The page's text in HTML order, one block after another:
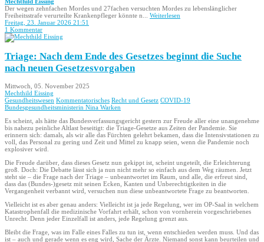
Mechthild Eissing
Der wegen zehnfachen Mordes und 27fachen versuchten Mordes zu lebenslänglicher
Freiheitsstrafe verurteilte Krankenpfleger könnte n... Weiterlesen
Freitag, 23. Januar 2026 21:51
1 Kommentar
Triage: Nach dem Ende des Gesetzes beginnt die Suche
nach neuen Gesetzesvorgaben
Mittwoch, 05. November 2025
Mechthild Eissing
Gesundheitswesen Kommentatorisches Recht und Gesetz COVID-19
Bundesgesundheitsministerin Nina Warken
Es scheint, als hätte das Bundesverfassungsgericht gestern zur Freude aller eine unangenehme
bis nahezu peinliche Altlast beseitigt: die Triage-Gesetze aus Zeiten der Pandemie. Sie
erinnern sich: damals, als wir alle das Fürchten gelehrt bekamen, dass die Intensivstationen zu
voll, das Personal zu gering und Zeit und Mittel zu knapp seien, wenn die Pandemie noch
explosiver wird.
Die Freude darüber, dass dieses Gesetz nun gekippt ist, scheint ungeteilt, die Erleichterung
groß. Doch: Die Debatte lässt sich ja nun nicht mehr so einfach aus dem Weg räumen. Jetzt
steht sie – die Frage nach der Triage – unbeantwortet im Raum, und alle, die erfreut sind,
dass das (Bundes-)gesetz mit seinen Ecken, Kanten und Unberechtigtkeiten in die
Vergangenheit verbannt wird, versuchen nun diese unbeantwortete Frage zu beantworten.
Vielleicht ist es aber genau anders: Vielleicht ist ja jede Regelung, wer im OP-Saal in welchem
Katastrophenfall die medizinische Vorfahrt erhält, schon von vornherein vorgeschriebenes
Unrecht. Denn jeder Einzelfall ist anders, jede Regelung grenzt aus.
Bleibt die Frage, was im Falle eines Falles zu tun ist, wenn entschieden werden muss. Und das
ist – auch und gerade wenn es eng wird, Sache der Ärzte. Niemand sonst kann beurteilen und